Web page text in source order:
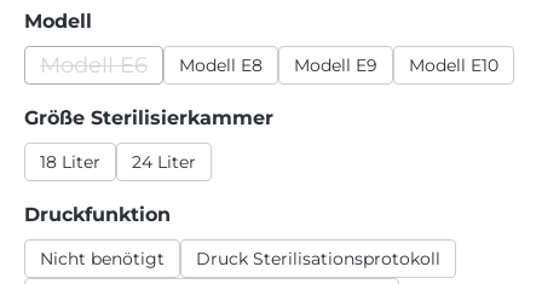
Modell
Modell E6
(Diese Option ist zurzeit nicht verfügbar.)
Modell E8 Modell E9 Modell E10
Größe Sterilisierkammerauswählen
18 Liter 24 Liter
Druckfunktion
Nicht benötigt
Druck Sterilisationsprotokoll